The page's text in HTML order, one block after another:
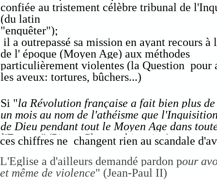
confiée au tristement célèbre tribunal de
(du latin
il a outrepassé sa mission en ayant recours à
de l' époque (Moyen Age) aux méthodes
particulièrement violentes (la Question pour
les aveux: tortures, bûchers...)
Si "la Révolution française a fait bien plus de
un mois au nom de l'athéisme que
de Dieu pendant tout le Moyen Age dans
l'Europe"(Pierre Chaunu, historien),
ces chiffres ne changent rien au scandale
L'Eglise a d'ailleurs demandé pardon pour
et même de violence" (Jean-Paul II)